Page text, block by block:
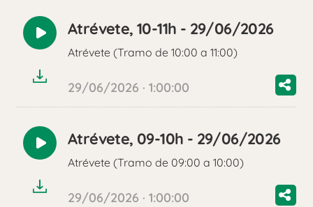
Reproducir
audio
Atrévete, 10-11h - 29/06/2026
Atrévete (Tramo de 10:00 a 11:00)
29/06/2026 · 1:00:00
Reproducir
audio
Atrévete, 09-10h - 29/06/2026
Atrévete (Tramo de 09:00 a 10:00)
29/06/2026 · 1:00:00